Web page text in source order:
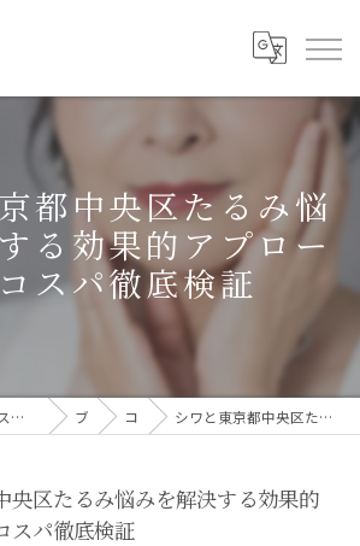
都中央区たるみ悩
る効果的アプロー
スパ徹底検証
東京都浅草橋のエステなら目の、シワとたるみのフェイシャル専門店 regalo ブログ コラム シワと東京都中央区たるみ悩みを解決する効果的アプローチとコスパ徹底検証
央区たるみ悩みを解決する効果的
スパ徹底検証